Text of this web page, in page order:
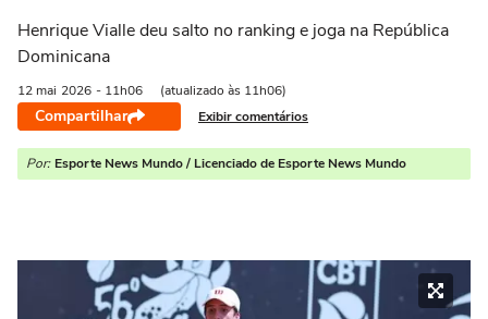
Henrique Vialle deu salto no ranking e joga na República
Dominicana
12 mai 2026 - 11h06 (atualizado às 11h06)
Compartilhar Exibir comentários
Por: Esporte News Mundo / Licenciado de Esporte News Mundo